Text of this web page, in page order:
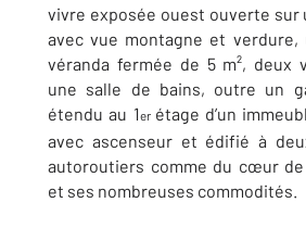
vivre exposée ouest ouverte sur
avec vue montagne et verdure,
véranda fermée de 5 m², deux
une salle de bains, outre un
étendu au 1er étage d’un
avec ascenseur et édifié à
autoroutiers comme du cœur
et ses nombreuses commodités.